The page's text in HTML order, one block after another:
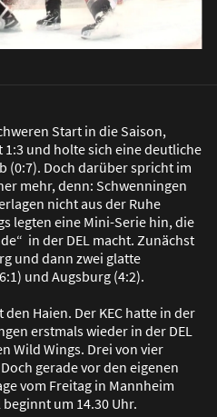
Start in die Saison,
und holte sich eine deutliche
(0:7). Doch darüber spricht im
mehr, denn: Schwenningen
nicht aus der Ruhe
legten eine Mini-Serie hin, die
in der DEL macht. Zunächst
und dann zwei glatte
und Augsburg (4:2).
Haien. Der KEC hatte in der
erstmals wieder in der DEL
Wild Wings. Drei von vier
gerade vor den eigenen
vom Freitag in Mannheim
um 14.30 Uhr.